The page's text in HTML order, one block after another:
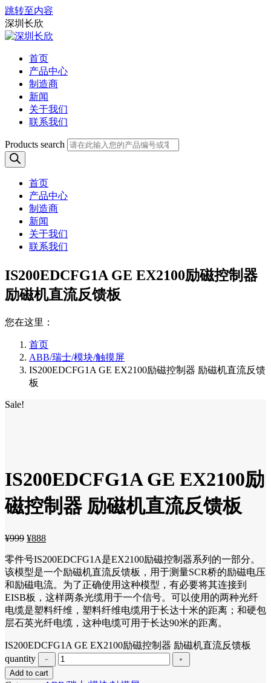
跳转至内容
深圳长欣
首页
产品中心
制造商
新闻
关于我们
联系我们
Products search
首页
产品中心
制造商
新闻
关于我们
联系我们
IS200EDCFG1A GE EX2100励磁控制器
励磁机直流反馈板
您在这里：
首页
ABB/瑞士/模块/触摸屏
IS200EDCFG1A GE EX2100励磁控制器 励磁机直流反馈
板
Sale!
IS200EDCFG1A GE EX2100励
磁控制器 励磁机直流反馈板
¥999 ¥888
零件号IS200EDCFG1A是EX2100励磁控制器系列的一部分。
该模型是一个励磁机直流反馈板，用于测量SCR桥的励磁电压
和励磁电流。为了正确使用这种模型，有必要将其连接到
EISB板，这样两条光缆用于一个信号。可以使用的两种光纤
电缆是塑料纤维，塑料纤维电缆用于长达十米的距离；和硬包
层石英光纤电缆，这种电缆可用于长达90米的距离。
IS200EDCFG1A GE EX2100励磁控制器 励磁机直流反馈板
quantity
﹣
﹢
Add to cart